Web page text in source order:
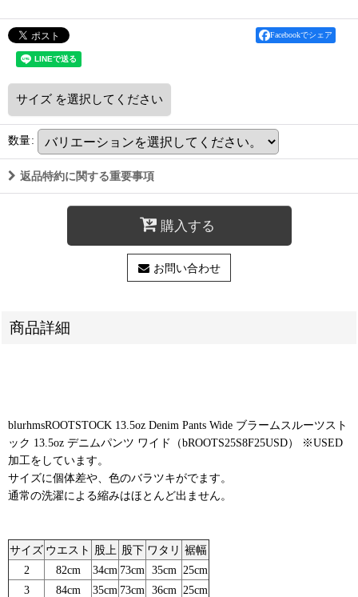
Facebookでシェア
サイズ を選択してください
数量:
返品特約に関する重要事項
購入する
お問い合わせ
商品詳細
blurhmsROOTSTOCK 13.5oz Denim Pants Wide ブラームスルーツスト
ック 13.5oz デニムパンツ ワイド（bROOTS25S8F25USD） ※USED
加工をしています。
サイズに個体差や、色のバラツキがでます。
通常の洗濯による縮みはほとんど出ません。
サイズ ウエスト 股上 股下 ワタリ 裾幅
2
82cm 34cm 73cm 35cm
25cm
3
84cm 35cm 73cm 36cm
25cm